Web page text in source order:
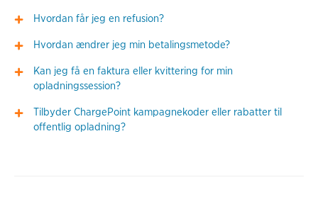
Hvordan får jeg en refusion?
Hvordan ændrer jeg min betalingsmetode?
Kan jeg få en faktura eller kvittering for min
opladningssession?
Tilbyder ChargePoint kampagnekoder eller rabatter til
offentlig opladning?